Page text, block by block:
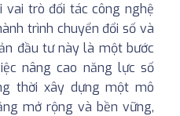
vai trò đối tác công nghệ
trình chuyển đổi số và
đầu tư này là một bước
nâng cao năng lực số
thời xây dựng một mô
mở rộng và bền vững,